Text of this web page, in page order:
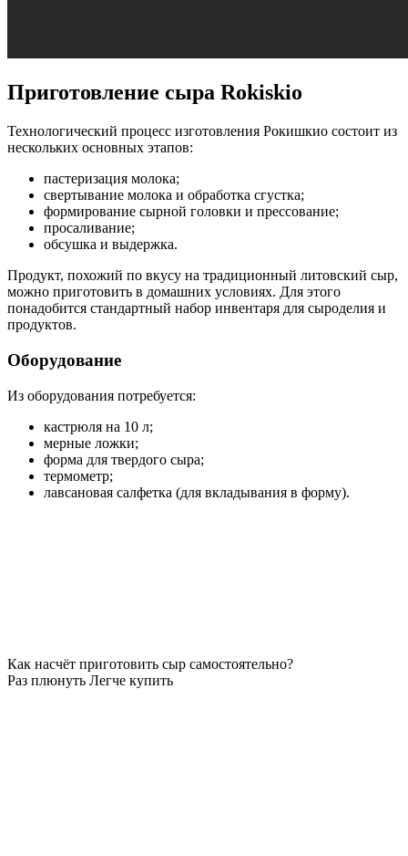
Приготовление сыра Rokiskio
Технологический процесс изготовления Рокишкио состоит из
нескольких основных этапов:
пастеризация молока;
свертывание молока и обработка сгустка;
формирование сырной головки и прессование;
просаливание;
обсушка и выдержка.
Продукт, похожий по вкусу на традиционный литовский сыр,
можно приготовить в домашних условиях. Для этого
понадобится стандартный набор инвентаря для сыроделия и
продуктов.
Оборудование
Из оборудования потребуется:
кастрюля на 10 л;
мерные ложки;
форма для твердого сыра;
термометр;
лавсановая салфетка (для вкладывания в форму).
Как насчёт приготовить сыр самостоятельно?
Раз плюнуть Легче купить